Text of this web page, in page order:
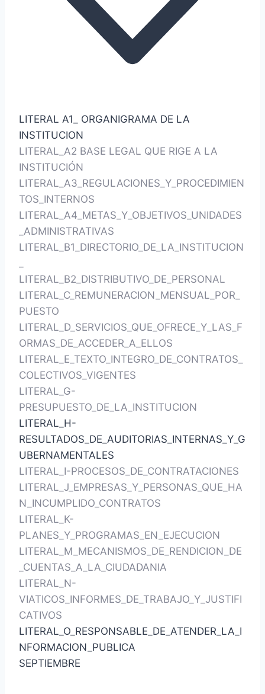
LITERAL A1_ ORGANIGRAMA DE LA
INSTITUCION
LITERAL_A2 BASE LEGAL QUE RIGE A LA
INSTITUCIÓN
LITERAL_A3_REGULACIONES_Y_PROCEDIMIEN
TOS_INTERNOS
LITERAL_A4_METAS_Y_OBJETIVOS_UNIDADES
_ADMINISTRATIVAS
LITERAL_B1_DIRECTORIO_DE_LA_INSTITUCION
LITERAL_B2_DISTRIBUTIVO_DE_PERSONAL
LITERAL_C_REMUNERACION_MENSUAL_POR_
PUESTO
LITERAL_D_SERVICIOS_QUE_OFRECE_Y_LAS_F
ORMAS_DE_ACCEDER_A_ELLOS
LITERAL_E_TEXTO_INTEGRO_DE_CONTRATOS_
COLECTIVOS_VIGENTES
LITERAL_G-
PRESUPUESTO_DE_LA_INSTITUCION
LITERAL_H-
RESULTADOS_DE_AUDITORIAS_INTERNAS_Y_G
UBERNAMENTALES
LITERAL_I-PROCESOS_DE_CONTRATACIONES
LITERAL_J_EMPRESAS_Y_PERSONAS_QUE_HA
N_INCUMPLIDO_CONTRATOS
LITERAL_K-
PLANES_Y_PROGRAMAS_EN_EJECUCION
LITERAL_M_MECANISMOS_DE_RENDICION_DE
_CUENTAS_A_LA_CIUDADANIA
LITERAL_N-
VIATICOS_INFORMES_DE_TRABAJO_Y_JUSTIFI
CATIVOS
LITERAL_O_RESPONSABLE_DE_ATENDER_LA_I
NFORMACION_PUBLICA
SEPTIEMBRE